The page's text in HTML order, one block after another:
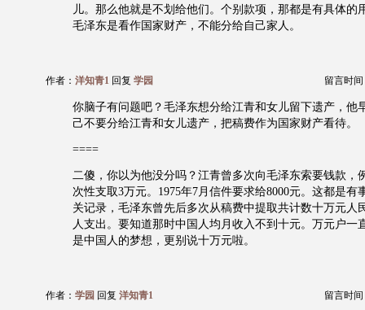
儿。那么他就是不划给他们。个别款项，那都是有具体的
毛泽东是看作国家财产，不能分给自己家人。
作者： 洋知青1 回复 学园 留言时间
你脑子有问题吧？毛泽东想分给江青和女儿留下遗产，他
己不要分给江青和女儿遗产，把稿费作为国家财产看待。
====
二傻，你以为他没分吗？江青曾多次向毛泽东索要钱款，
次性支取3万元。1975年7月信件要求给8000元。这都是有
关记录，毛泽东曾先后多次从稿费中提取共计数十万元人
人支出。要知道那时中国人均月收入不到十元。万元户一
是中国人的梦想，更别说十万元啦。
作者： 学园 回复 洋知青1 留言时间